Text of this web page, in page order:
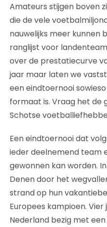
Amateurs stijgen boven
die de vele
nauwelijks meer kunnen
ranglijst voor
over de prestatiecurve
jaar maar laten we
een eindtoernooi
formaat is. Vraag het de
Schotse
Een eindtoernooi dat
ieder deelnemend team
gewonnen kan worden. In
Denen door het
strand op hun
Europees kampioen.
Nederland bezig met